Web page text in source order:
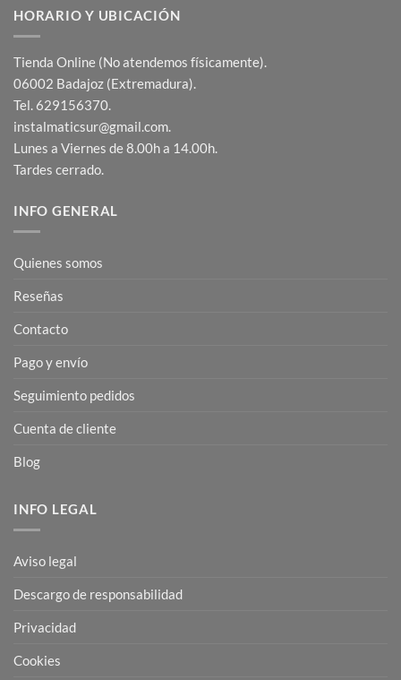
HORARIO Y UBICACIÓN
Tienda Online (No atendemos físicamente).
06002 Badajoz (Extremadura).
Tel. 629156370.
instalmaticsur@gmail.com.
Lunes a Viernes de 8.00h a 14.00h.
Tardes cerrado.
INFO GENERAL
Quienes somos
Reseñas
Contacto
Pago y envío
Seguimiento pedidos
Cuenta de cliente
Blog
INFO LEGAL
Aviso legal
Descargo de responsabilidad
Privacidad
Cookies